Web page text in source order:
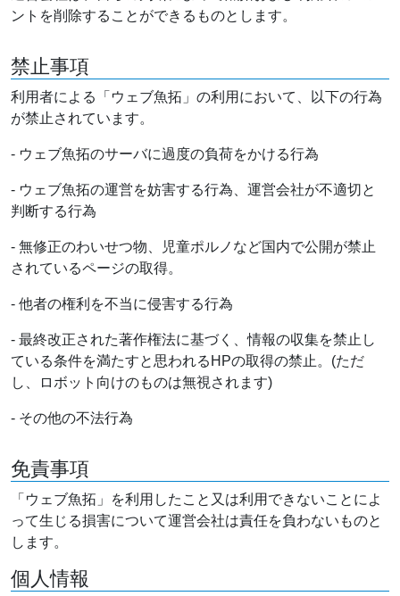
ントを削除することができるものとします。
禁止事項
利用者による「ウェブ魚拓」の利用において、以下の行為
が禁止されています。
- ウェブ魚拓のサーバに過度の負荷をかける行為
- ウェブ魚拓の運営を妨害する行為、運営会社が不適切と
判断する行為
- 無修正のわいせつ物、児童ポルノなど国内で公開が禁止
されているページの取得。
- 他者の権利を不当に侵害する行為
- 最終改正された著作権法に基づく、情報の収集を禁止し
ている条件を満たすと思われるHPの取得の禁止。(ただ
し、ロボット向けのものは無視されます)
- その他の不法行為
免責事項
「ウェブ魚拓」を利用したこと又は利用できないことによ
って生じる損害について運営会社は責任を負わないものと
します。
個人情報